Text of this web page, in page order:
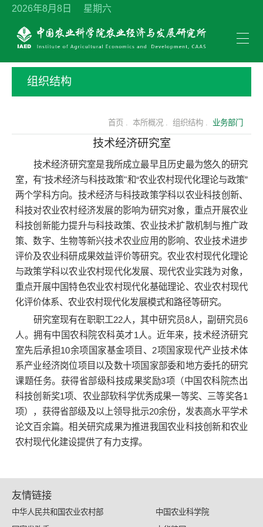
2026年8月8日 星期六
组织结构
首页 . 本所概况 . 组织结构 . 业务部门
技术经济研究室
技术经济研究室是我所成立最早且历史最为悠久的研究
室，有"技术经济与科技政策"和“农业农村现代化理论与政策”
两个学科方向。技术经济与科技政策学科以农业科技创新、
科技对农业农村经济发展的影响为研究对象，重点开展农业
科技创新能力提升与科技政策、农业技术扩散机制与推广政
策、数字、生物等新兴技术农业应用的影响、农业技术进步
评价及农业科研成果效益评价等研究。农业农村现代化理论
与政策学科以农业农村现代化发展、现代农业实践为对象，
重点开展中国特色农业农村现代化基础理论、农业农村现代
化评价体系、农业农村现代化发展模式和路径等研究。
研究室现有在职职工22人，其中研究员8人，副研究员6
人。拥有中国农科院农科英才1人。近年来，技术经济研究
室先后承担10余项国家基金项目、2项国家现代产业技术体
系产业经济岗位项目以及数十项国家部委和地方委托的研究
课题任务。获得省部级科技成果奖励3项（中国农科院杰出
科技创新奖1项、农业部软科学优秀成果一等奖、三等奖各1
项），获得省部级及以上领导批示20余份，发表高水平学术
论文百余篇。相关研究成果为推进我国农业科技创新和农业
农村现代化建设提供了有力支撑。
友情链接
中华人民共和国农业农村部
中国农业科学院